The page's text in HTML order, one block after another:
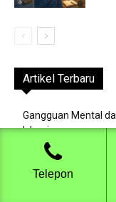
Artikel Terbaru
Gangguan Mental
Islami
Solusi Mental dan
– Konsultasi Islami
Telepon